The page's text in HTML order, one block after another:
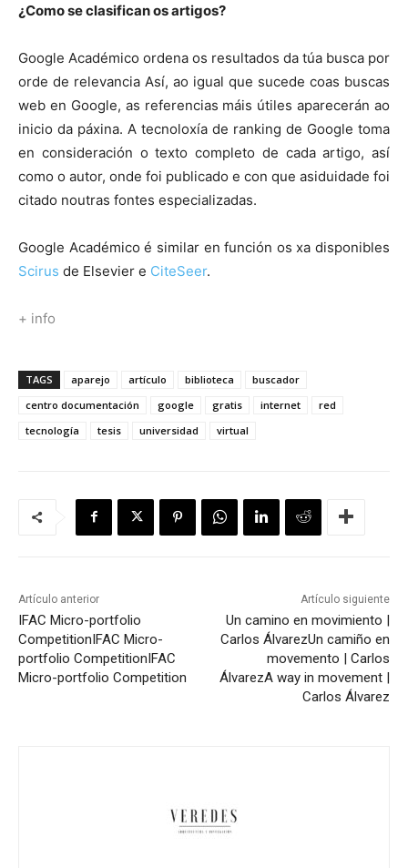
¿Como se clasifican os artigos?
Google Académico ordena os resultados da túa busca por
orde de relevancia Así, ao igual que sucede coas buscas
web en Google, as referencias máis útiles aparecerán ao
inicio da páxina. A tecnoloxía de ranking de Google toma
en consideración o texto completo de cada artigo, así
como o autor, onde foi publicado e con que asiduidade foi
citado noutras fontes especializadas.
Google Académico é similar en función os xa disponibles
Scirus de Elsevier e CiteSeer.
+ info
TAGS aparejo artículo biblioteca
buscador
centro documentación
google gratis internet
red
tecnología
tesis universidad virtual
Artículo anterior
IFAC Micro-portfolio
CompetitionIFAC Micro-
portfolio CompetitionIFAC
Micro-portfolio Competition
Artículo siguiente
Un camino en movimiento |
Carlos ÁlvarezUn camiño en
movemento | Carlos
ÁlvarezA way in movement |
Carlos Álvarez